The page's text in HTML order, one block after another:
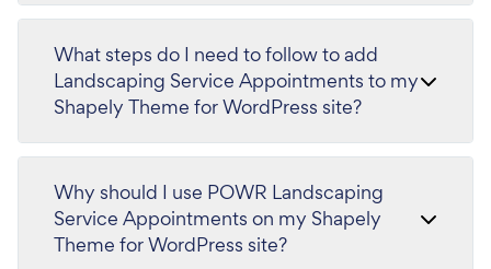
What steps do I need to follow to add
Landscaping Service Appointments to my
Shapely Theme for WordPress site?
Why should I use POWR Landscaping
Service Appointments on my Shapely
Theme for WordPress site?